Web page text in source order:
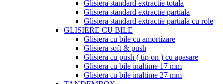
Glisiera standard extractie totala
Glisiera standard extractie partiala
Glisiera standard extractie partiala cu role
GLISIERE CU BILE
Glisiera cu bile cu amortizare
Glisiera soft & push
Glisiera cu push ( tip on ) cu apasare
Glisiera cu bile inaltime 17 mm
Glisiera cu bile inaltime 27 mm